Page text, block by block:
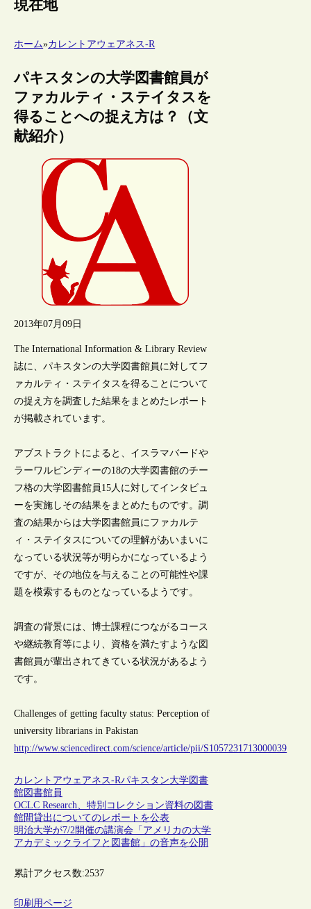
現在地
ホーム»カレントアウェアネス-R
パキスタンの大学図書館員が
ファカルティ・ステイタスを
得ることへの捉え方は？（文
献紹介）
2013年07月09日
The International Information & Library Review
誌に、パキスタンの大学図書館員に対してフ
ァカルティ・ステイタスを得ることについて
の捉え方を調査した結果をまとめたレポート
が掲載されています。
アブストラクトによると、イスラマバードや
ラーワルピンディーの18の大学図書館のチー
フ格の大学図書館員15人に対してインタビュ
ーを実施しその結果をまとめたものです。調
査の結果からは大学図書館員にファカルテ
ィ・ステイタスについての理解があいまいに
なっている状況等が明らかになっているよう
ですが、その地位を与えることの可能性や課
題を模索するものとなっているようです。
調査の背景には、博士課程につながるコース
や継続教育等により、資格を満たすような図
書館員が輩出されてきている状況があるよう
です。
Challenges of getting faculty status: Perception of
university librarians in Pakistan
http://www.sciencedirect.com/science/article/pii/S1057231713000039
カレントアウェアネス-Rパキスタン大学図書
館図書館員
OCLC Research、特別コレクション資料の図書
館間貸出についてのレポートを公表
明治大学が7/2開催の講演会「アメリカの大学
アカデミックライフと図書館」の音声を公開
累計アクセス数:2537
印刷用ページ